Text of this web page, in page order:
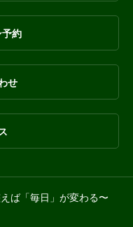
予約
せ
ば「毎日」が変わる〜